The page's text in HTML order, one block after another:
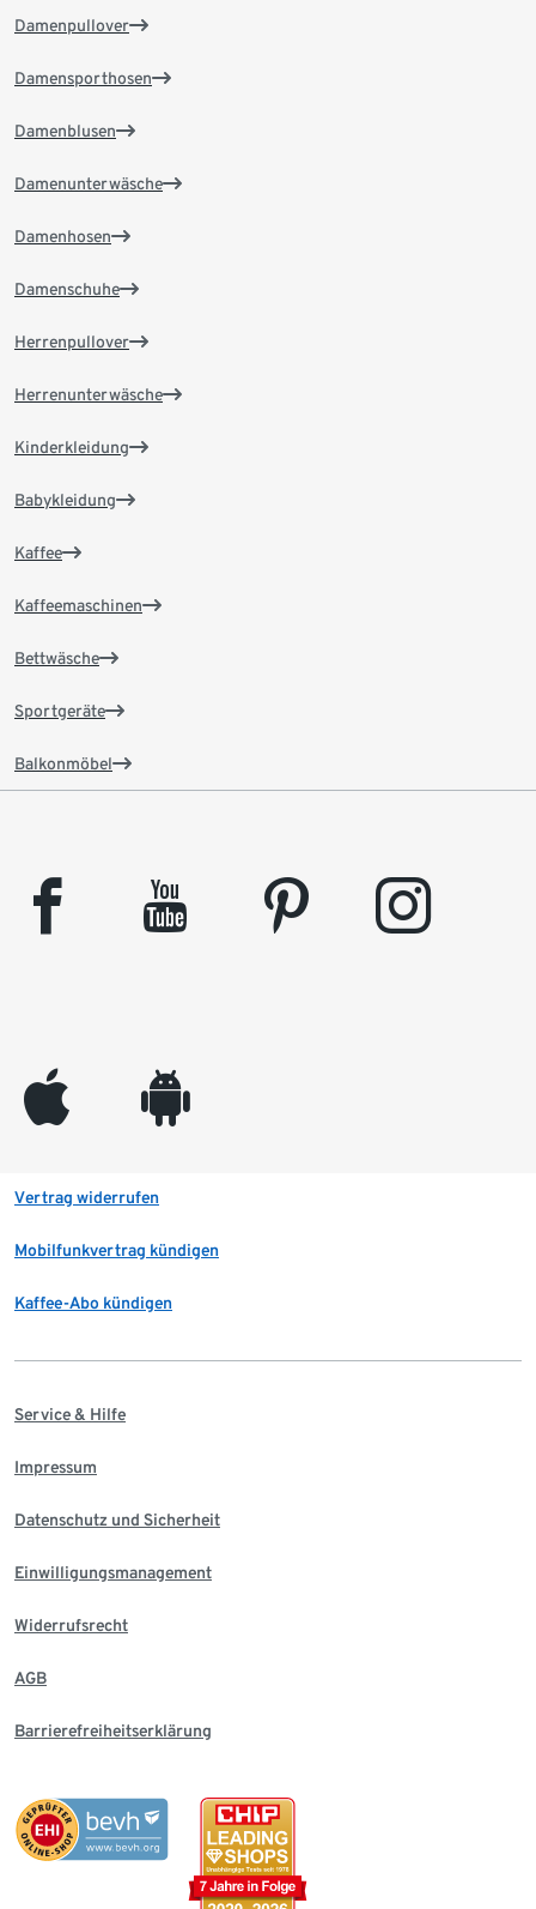
Damenpullover
Damensporthosen
Damenblusen
Damenunterwäsche
Damenhosen
Damenschuhe
Herrenpullover
Herrenunterwäsche
Kinderkleidung
Babykleidung
Kaffee
Kaffeemaschinen
Bettwäsche
Sportgeräte
Balkonmöbel
facebook youtube pinterest instagram
appleinc android
Vertrag widerrufen
Mobilfunkvertrag kündigen
Kaffee-Abo kündigen
Service & Hilfe
Impressum
Datenschutz und Sicherheit
Einwilligungsmanagement
Widerrufsrecht
AGB
Barrierefreiheitserklärung